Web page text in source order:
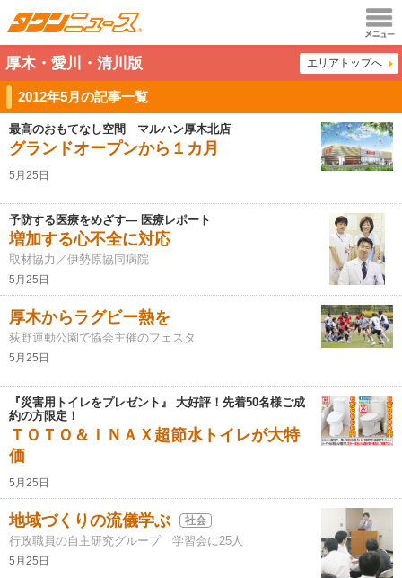
メニュ
ー
厚木・愛川・清川版 エリアトップへ
2012年5月の記事一覧
最高のおもてなし空間 マルハン厚木北店
グランドオープンから１カ月
5月25日
予防する医療をめざす― 医療レポート
増加する心不全に対応
取材協力／伊勢原協同病院
5月25日
厚木からラグビー熱を
荻野運動公園で協会主催のフェスタ
5月25日
『災害用トイレをプレゼント』 大好評！先着50名様ご成
約の方限定！
ＴＯＴＯ＆ＩＮＡＸ超節水トイレが大特
価
5月25日
地域づくりの流儀学ぶ 社会
行政職員の自主研究グループ 学習会に25人
5月25日